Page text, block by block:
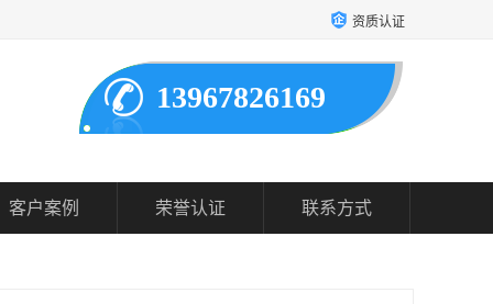
资质认证
13967826169
客户案例 荣誉认证 联系方式